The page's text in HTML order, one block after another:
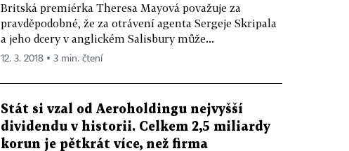
Britská premiérka Theresa Mayová považuje za
pravděpodobné, že za otrávení agenta Sergeje Skripala
a jeho dcery v anglickém Salisbury může...
12. 3. 2018 ▪ 3 min. čtení
Stát si vzal od Aeroholdingu nejvyšší
dividendu v historii. Celkem 2,5 miliardy
korun je pětkrát více, než firma